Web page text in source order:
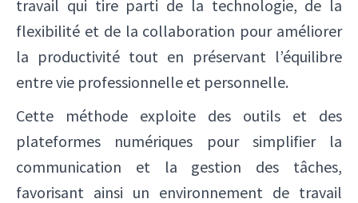
✕
travail qui tire parti de la technologie, de la
flexibilité et de la collaboration pour améliorer
la productivité tout en préservant l’équilibre
entre vie professionnelle et personnelle.
Cette méthode exploite des outils et des
plateformes numériques pour simplifier la
communication et la gestion des tâches,
favorisant ainsi un environnement de travail